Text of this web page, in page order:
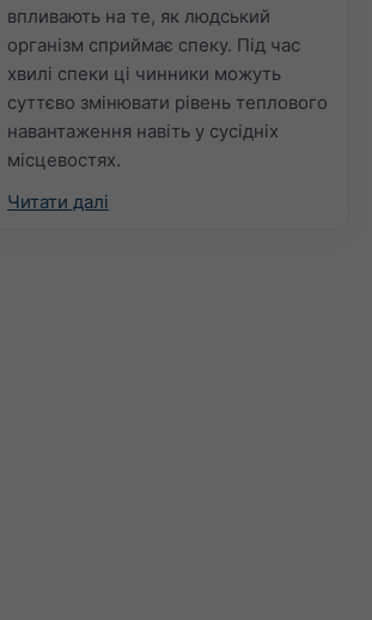
впливають на те, як людський
організм сприймає спеку. Під час
хвилі спеки ці чинники можуть
суттєво змінювати рівень теплового
навантаження навіть у сусідніх
місцевостях.
Читати далі